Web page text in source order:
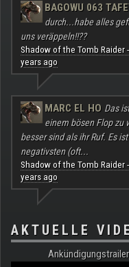
BAGOWU 063
durch...habe alles
uns veräppeln!!??
Shadow of the Tomb Raider
years ago
MARC EL HO Das
einem bösen Flop zu
besser sind als ihr Ruf. Es
negativsten (oft...
Shadow of the Tomb Raider
years ago
AKTUELLE